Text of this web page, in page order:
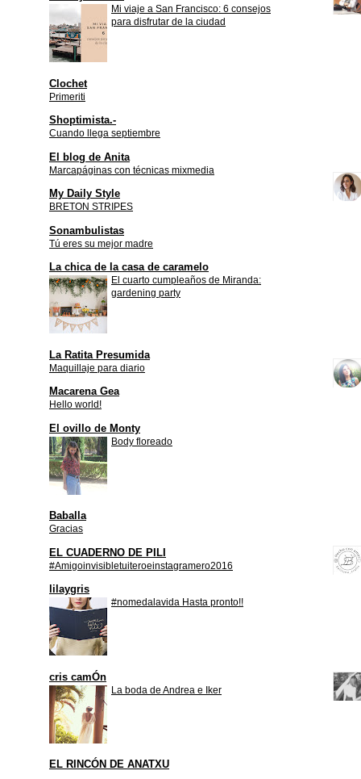
Mi viaje a San Francisco: 6 consejos
para disfrutar de la ciudad
Clochet
Primeriti
Shoptimista.-
Cuando llega septiembre
El blog de Anita
Marcapáginas con técnicas mixmedia
My Daily Style
BRETON STRIPES
Sonambulistas
Tú eres su mejor madre
La chica de la casa de caramelo
El cuarto cumpleaños de Miranda:
gardening party
La Ratita Presumida
Maquillaje para diario
Macarena Gea
Hello world!
El ovillo de Monty
Body floreado
Baballa
Gracias
EL CUADERNO DE PILI
#Amigoinvisibletuiteroeinstagramero2016
lilaygris
#nomedalavida Hasta pronto!!
cris camÓn
La boda de Andrea e Iker
EL RINCÓN DE ANATXU